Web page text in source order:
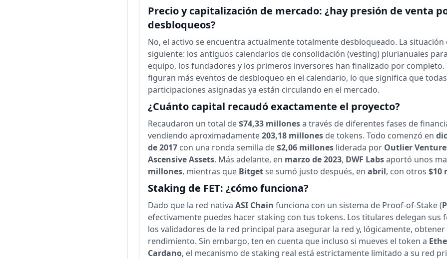
Precio y capitalización de mercado: ¿hay presión de venta
desbloqueos?
No, el activo se encuentra actualmente totalmente desbloqueado. La situación
siguiente: los antiguos calendarios de consolidación (vesting) plurianuales
equipo, los fundadores y los primeros inversores han finalizado por completo.
figuran más eventos de desbloqueo en el calendario, lo que significa que
participaciones asignadas ya están circulando en el mercado.
¿Cuánto capital recaudó exactamente el proyecto?
Recaudaron un total de$74,33 millonesa través de diferentes fases de
vendiendo aproximadamente203,18 millones de tokens. Todo comenzó en
de 2017 con una ronda semilla de$2,06 millones liderada por Outlier
Ascensive Assets. Más adelante, en marzo de 2023, DWF Labsaportó unos
millones, mientras que Bitgetse sumó justo después, en abril, con otros $10
Staking de FET: ¿cómo funciona?
Dado que la red nativa ASI Chain funciona con un sistema de Proof-of-Stake (
efectivamente puedes hacer staking con tus tokens. Los titulares delegan sus
los validadores de la red principal para asegurar la red y, lógicamente, obtener
rendimiento. Sin embargo, ten en cuenta que incluso si mueves el token a
Cardano, el mecanismo de staking real está estrictamente limitado a su red